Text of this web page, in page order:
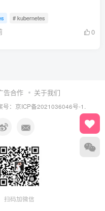
# kubernetes
0
告合作 关于我们
号：京ICP备2021036046号-1.
扫码加微信